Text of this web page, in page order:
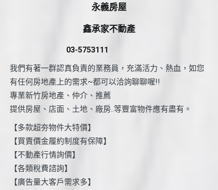
永義房屋
鑫承家不動產
03-5753111
我們有著一群認真負責的業務員，充滿活力、熱血，如您
有任何房地產上的需求~都可以洽詢聊聊喔!!
專業新竹房地產、仲介、推薦
提供房屋、店面、土地、廠房..等豐富物件應有盡有。
【多款超夯物件大特價】
【買賣價金履約制度有保障】
【不動產行情詢價】
【各類稅費諮詢】
【廣告量大客戶需求多】